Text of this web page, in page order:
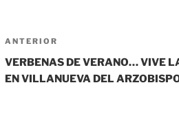
Navegación
de
entradas
Entrada
anterior:
ANTERIOR
VERBENAS DE VERANO… VIVE
EN VILLANUEVA DEL